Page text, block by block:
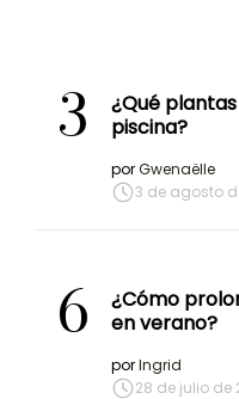
3
¿Qué
piscina?
porGwenaëlle
3 de agosto
6
¿Cómo
en verano?
porIngrid
28 de julio de